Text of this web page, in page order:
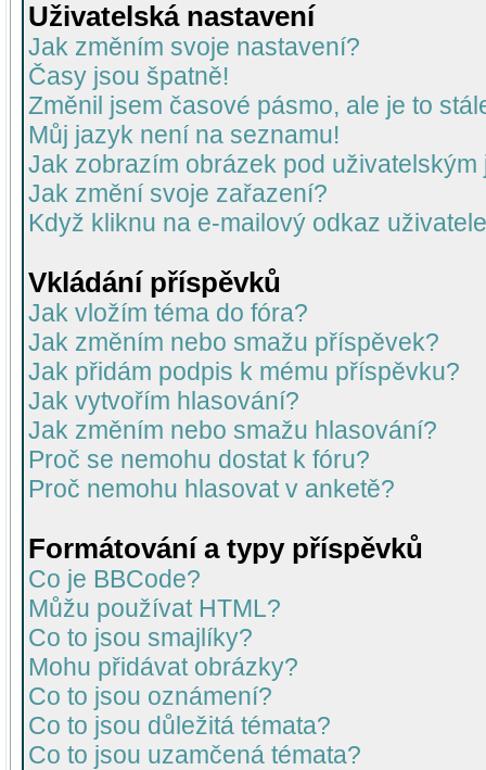
Uživatelská nastavení
Jak změním svoje nastavení?
Časy jsou špatně!
Změnil jsem časové pásmo, ale je to
Můj jazyk není na seznamu!
Jak zobrazím obrázek pod uživatelským
Jak změní svoje zařazení?
Když kliknu na e-mailový odkaz
Vkládání příspěvků
Jak vložím téma do fóra?
Jak změním nebo smažu příspěvek?
Jak přidám podpis k mému příspěvku?
Jak vytvořím hlasování?
Jak změním nebo smažu hlasování?
Proč se nemohu dostat k fóru?
Proč nemohu hlasovat v anketě?
Formátování a typy příspěvků
Co je BBCode?
Můžu používat HTML?
Co to jsou smajlíky?
Mohu přidávat obrázky?
Co to jsou oznámení?
Co to jsou důležitá témata?
Co to jsou uzamčená témata?